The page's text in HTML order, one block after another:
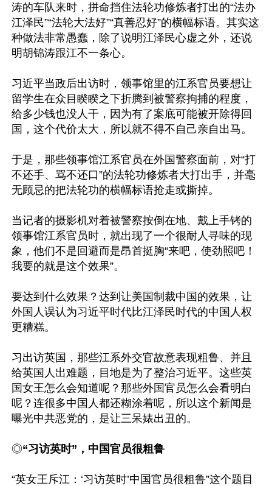
涛的车队来时，拼命挡住法轮功修炼者打出的“法办
江泽民”“法轮大法好”“真善忍好”的横幅标语。其实这
种做法非常愚蠢，除了说明江泽民心虚之外，还说
明胡锦涛跟江不一条心。
习近平当政后出访时，领事馆里的江系官员要想让
留学生在众目睽睽之下折腾到被警察拘捕的程度，
给多少钱也没人干，因为有了案底可能被开除得回
国，这个代价太大，所以就不得不自己亲自出马。
于是，那些领事馆江系官员在外国警察面前，对“打
不还手、骂不还口”的法轮功修炼者大打出手，并毫
无顾忌的把法轮功的横幅标语抢走或撕掉。
当记者的摄影机对着被警察按倒在地、戴上手铐的
领事馆江系官员时，就出现了一个很耐人寻味的现
象，他们不是回避而是昂首挺胸“来吧，使劲照吧！
我要的就是这个效果”。
要达到什么效果？达到让美国制裁中国的效果，让
外国人误认为习近平时代比江泽民时代的中国人权
更糟糕。
习出访英国，那些江系外交官故意表现粗鲁、并且
给英国人出难题，目地是为了整治习近平。这些英
国女王怎么会知道呢？那些外国官员怎么会看明白
呢？连很多中国人都还糊涂着呢，所以这个新闻是
曝光中共恶党的，是让三呆婊出丑的。
◎“习访英时”，中国官员很粗鲁
“英女王斥江：‘习访英时’中国官员很粗鲁”这个题目